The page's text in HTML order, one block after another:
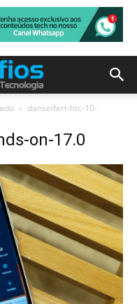
danseifert-htc-10-
on-17.0